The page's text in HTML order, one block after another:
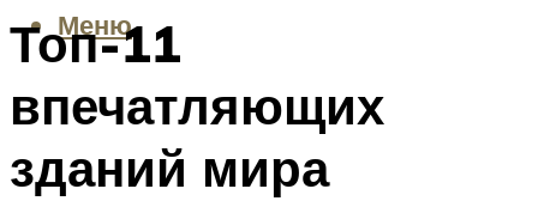
Меню
Топ-11
впечатляющих
зданий мира